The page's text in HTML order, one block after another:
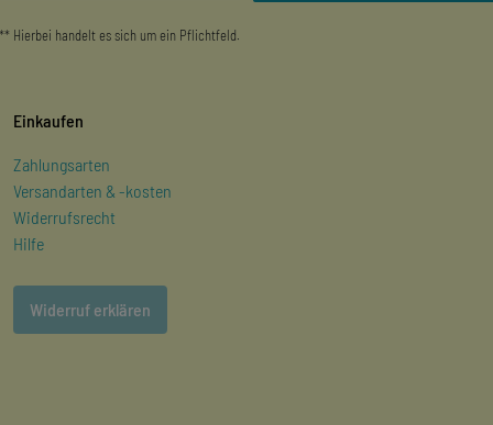
** Hierbei handelt es sich um ein Pflichtfeld.
Einkaufen
Zahlungsarten
Versandarten & -kosten
Widerrufsrecht
Hilfe
Widerruf erklären